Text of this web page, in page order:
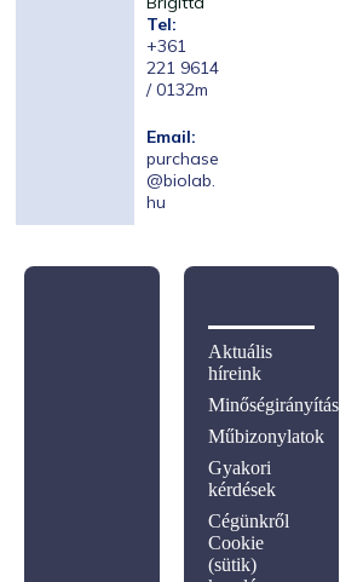
Tel:
+361
221 9614
/ 0132m
Email:
purchase
@biolab.
hu
Aktuális
híreink
Minőségirányítás
Műbizonylatok
Gyakori
kérdések
Cégünkről
Cookie
(sütik)